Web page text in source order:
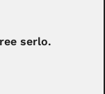
serlo.